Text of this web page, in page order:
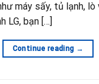
máy sấy, tủ lạnh,
LG, bạn […]
Continue reading →